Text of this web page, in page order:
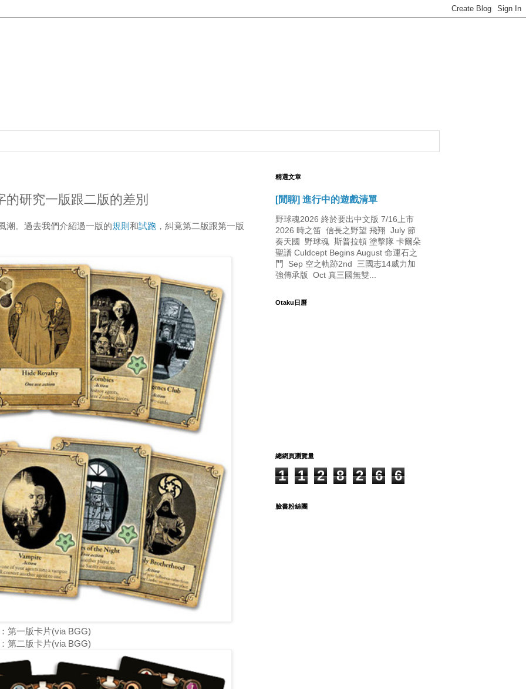
研究一版跟二版的差別
潮。過去我們介紹過一版的規則 和試跑 ，糾竟第二版跟第一版
第一版卡片(via BGG)
第二版卡片(via BGG)
精選文章
[閒聊] 進行中的遊戲清單
野球魂2026 終於要出中文版 7/16上市
2026 時之笛 信長之野望 飛翔 July 節
奏天國 野球魂 斯普拉頓 塗擊隊 卡爾朵
聖譜 Culdcept Begins August 命運石之
門 Sep 空之軌跡2nd 三國志14威力加
強傳承版 Oct 真三國無雙...
Otaku日曆
總網頁瀏覽量
1 1 2 8 2 6 6
臉書粉絲團